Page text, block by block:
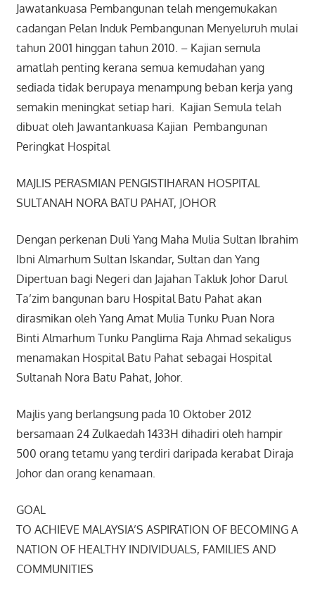
Jawatankuasa Pembangunan telah mengemukakan
cadangan Pelan Induk Pembangunan Menyeluruh mulai
tahun 2001 hinggan tahun 2010. – Kajian semula
amatlah penting kerana semua kemudahan yang
sediada tidak berupaya menampung beban kerja yang
semakin meningkat setiap hari. Kajian Semula telah
dibuat oleh Jawantankuasa Kajian Pembangunan
Peringkat Hospital
MAJLIS PERASMIAN PENGISTIHARAN HOSPITAL
SULTANAH NORA BATU PAHAT, JOHOR
Dengan perkenan Duli Yang Maha Mulia Sultan Ibrahim
Ibni Almarhum Sultan Iskandar, Sultan dan Yang
Dipertuan bagi Negeri dan Jajahan Takluk Johor Darul
Ta’zim bangunan baru Hospital Batu Pahat akan
dirasmikan oleh Yang Amat Mulia Tunku Puan Nora
Binti Almarhum Tunku Panglima Raja Ahmad sekaligus
menamakan Hospital Batu Pahat sebagai Hospital
Sultanah Nora Batu Pahat, Johor.
Majlis yang berlangsung pada 10 Oktober 2012
bersamaan 24 Zulkaedah 1433H dihadiri oleh hampir
500 orang tetamu yang terdiri daripada kerabat Diraja
Johor dan orang kenamaan.
GOAL
TO ACHIEVE MALAYSIA’S ASPIRATION OF BECOMING A
NATION OF HEALTHY INDIVIDUALS, FAMILIES AND
COMMUNITIES